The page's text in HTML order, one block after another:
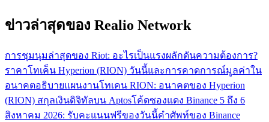
ข่าวล่าสุดของ Realio Network
การชุมนุมล่าสุดของ Riot: อะไรเป็นแรงผลักดันความต้องการ?
ราคาโทเค็น Hyperion (RION) วันนี้และการคาดการณ์มูลค่าใน
อนาคตอธิบายแผนงานโทเคน RION: อนาคตของ Hyperion
(RION) สกุลเงินดิจิทัลบน Aptosโค้ดซองแดง Binance 5 ถึง 6
สิงหาคม 2026: รับคะแนนฟรีของวันนี้คำศัพท์ของ Binance